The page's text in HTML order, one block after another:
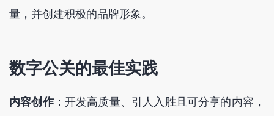
量，并创建积极的品牌形象。
数字公关的最佳实践
内容创作：开发高质量、引人入胜且可分享的内容，